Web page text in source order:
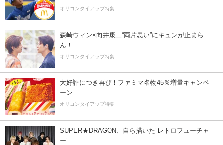
オリコンタイアップ特集
森崎ウィン×向井康二“両片思い”にキュンが止まら
ん！
オリコンタイアップ特集
大好評につき再び！ファミマ名物45％増量キャンペ
ーン
オリコンタイアップ特集
SUPER★DRAGON、自ら描いた”レトロフューチャ
ー”